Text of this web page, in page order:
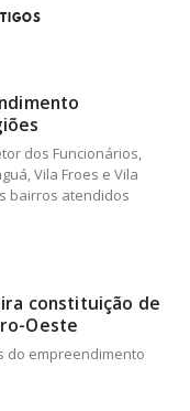
dos Funcionários,
Vila Froes e Vila
bairros atendidos
constituição de
Oeste
do empreendimento